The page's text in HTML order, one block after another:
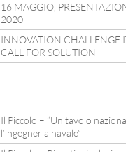
16 MAGGIO,
2020
INNOVATION CHALLENGE
CALL FOR SOLUTION
Il Piccolo – “Un tavolo
l’ingegneria navale”